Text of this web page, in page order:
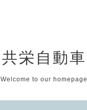
共栄自動車
Welcome to our homepage